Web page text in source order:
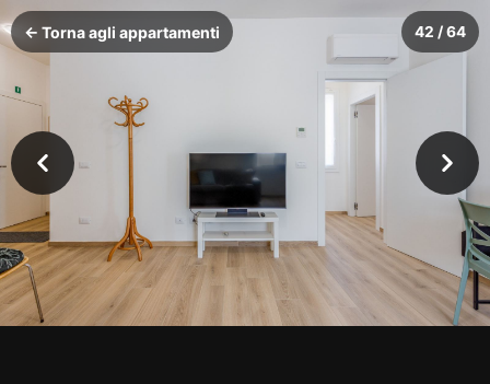
← Torna agli appartamenti 42 / 64